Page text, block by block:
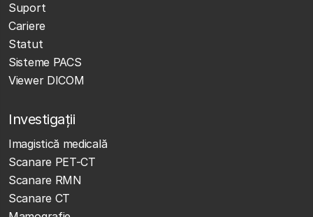
Suport
Cariere
Statut
Sisteme PACS
Viewer DICOM
Investigații
Imagistică medicală
Scanare PET-CT
Scanare RMN
Scanare CT